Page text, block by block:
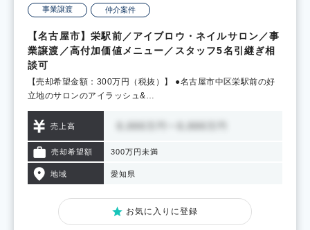
事業譲渡 仲介案件
【名古屋市】栄駅前／アイブロウ・ネイルサロン／事
業譲渡／高付加価値メニュー／スタッフ5名引継ぎ相
談可
【売却希望金額：300万円（税抜）】 ●名古屋市中区栄駅前の好
立地のサロンのアイラッシュ&…
売上高
売却希望額 300万円未満
地域 愛知県
お気に入りに登録